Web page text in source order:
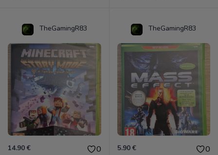
TheGamingR83
14.90 € 0
TheGamingR83
5.90 € 0